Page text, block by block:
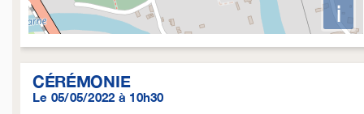
i
CÉRÉMONIE
Le 05/05/2022 à 10h30